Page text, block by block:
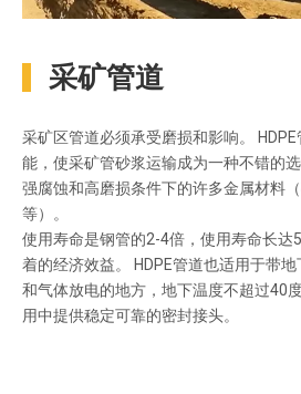
采矿管道
采矿区管道必须承受磨损和影响。
能，使采矿管砂浆运输成为一种不错的
强腐蚀和高磨损条件下的许多金属材料
等）。
使用寿命是钢管的2-4倍，使用寿命长达
着的经济效益。 HDPE管道也适用于带
和气体放电的地方，地下温度不超过40
用中提供稳定可靠的密封接头。